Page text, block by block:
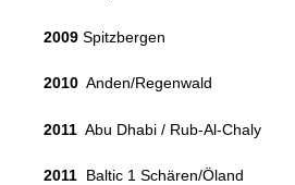
2009 Spitzbergen
2010 Anden/Regenwald
2011 Abu Dhabi / Rub-Al-Chaly
2011 Baltic 1 Schären/Öland